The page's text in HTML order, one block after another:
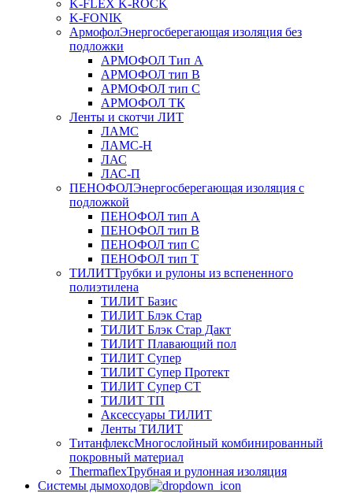
K-FLEX K-ROCK
K-FONIK
АрмофолЭнергосберегающая изоляция без
подложки
АРМОФОЛ Тип А
АРМОФОЛ тип В
АРМОФОЛ тип C
АРМОФОЛ ТК
Ленты и скотчи ЛИТ
ЛАМС
ЛАМС-Н
ЛАС
ЛАС-П
ПЕНОФОЛЭнергосберегающая изоляция с
подложкой
ПЕНОФОЛ тип А
ПЕНОФОЛ тип B
ПЕНОФОЛ тип C
ПЕНОФОЛ тип T
ТИЛИТТрубки и рулоны из вспененного
полиэтилена
ТИЛИТ Базис
ТИЛИТ Блэк Стар
ТИЛИТ Блэк Стар Дакт
ТИЛИТ Плавающий пол
ТИЛИТ Супер
ТИЛИТ Супер Протект
ТИЛИТ Супер СТ
ТИЛИТ ТП
Аксессуары ТИЛИТ
Ленты ТИЛИТ
ТитанфлексМногослойный комбинированный
покровный материал
ThermaflexТрубная и рулонная изоляция
Cистемы дымоходов